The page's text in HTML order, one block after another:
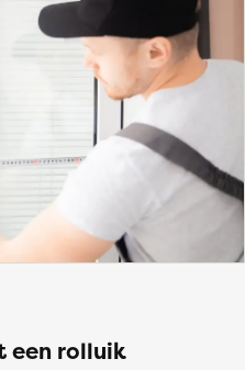
een rolluik